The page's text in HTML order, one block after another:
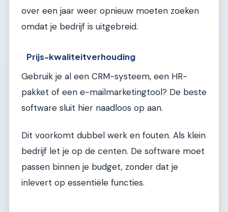
over een jaar weer opnieuw moeten zoeken
omdat je bedrijf is uitgebreid.
Prijs-kwaliteitverhouding
Gebruik je al een CRM-systeem, een HR-
pakket of een e-mailmarketingtool? De beste
software sluit hier naadloos op aan.
Dit voorkomt dubbel werk en fouten. Als klein
bedrijf let je op de centen. De software moet
passen binnen je budget, zonder dat je
inlevert op essentiële functies.